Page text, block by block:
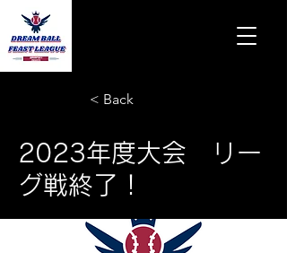
< Back
2023年度大会 リー
グ戦終了！